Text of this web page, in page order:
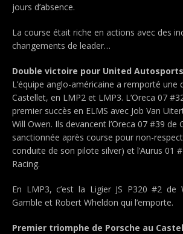
jours d’absence.
La course était riche en actions avec des
changements de leader…
Double victoire pour United
L’équipe anglo-américaine a remporté une
Castellet, en LMP2 et LMP3. L’Oreca 07
premier succès en ELMS avec Job Van
Will Owen. Ils devancent l’Oreca 07 #39 de
sanctionnée après course pour non-
conduite de son pilote silver) et l’Aurus 01
Racing.
En LMP3, c’est la Ligier JS P320 #2 de
Gamble et Robert Wheldon qui l’emporte.
Premier triomphe de Porsche au